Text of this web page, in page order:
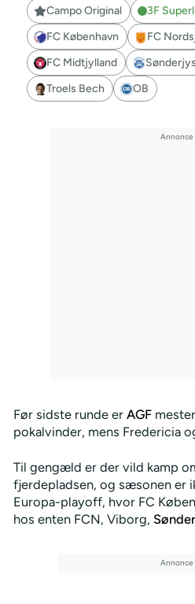
Campo Original 3F
FC København
FC
FC Midtjylland
Troels Bech
OB
Før sidste runde er AGF
pokalvinder, mens Fredericia
Til gengæld er der vild kamp
fjerdepladsen, og sæsonen er
Europa-playoff, hvor FC
hos enten FCN, Viborg,